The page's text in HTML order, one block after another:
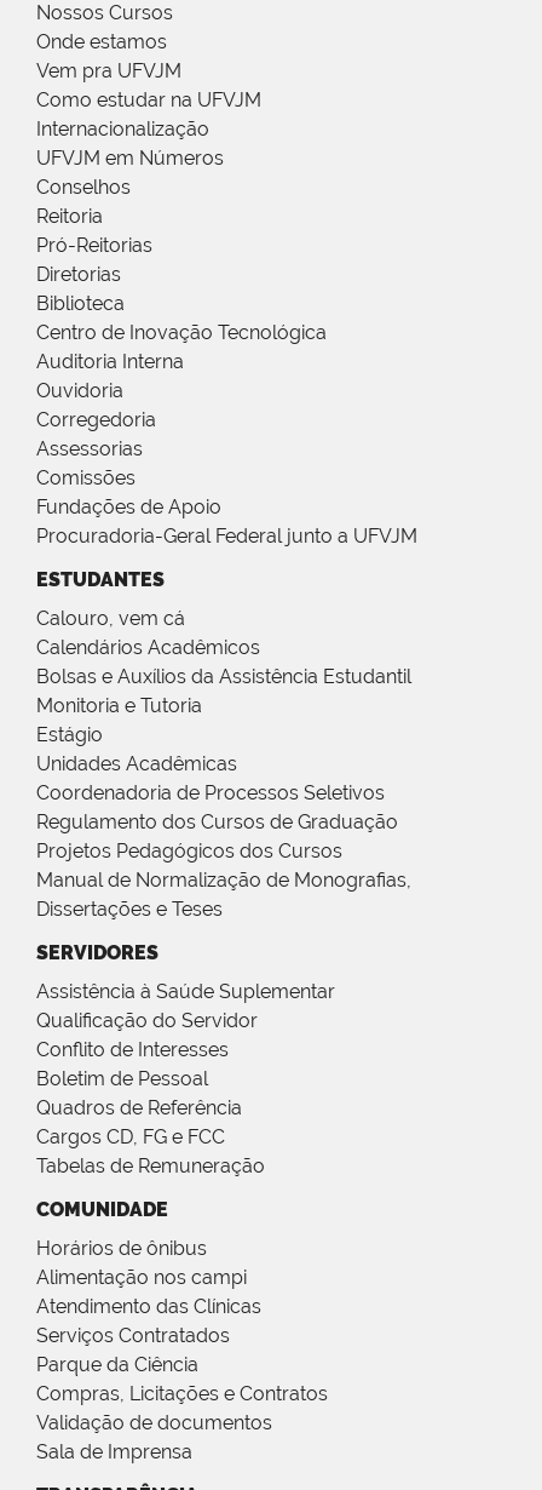
Nossos Cursos
Onde estamos
Vem pra UFVJM
Como estudar na UFVJM
Internacionalização
UFVJM em Números
Conselhos
Reitoria
Pró-Reitorias
Diretorias
Biblioteca
Centro de Inovação Tecnológica
Auditoria Interna
Ouvidoria
Corregedoria
Assessorias
Comissões
Fundações de Apoio
Procuradoria-Geral Federal junto a UFVJM
ESTUDANTES
Calouro, vem cá
Calendários Acadêmicos
Bolsas e Auxílios da Assistência Estudantil
Monitoria e Tutoria
Estágio
Unidades Acadêmicas
Coordenadoria de Processos Seletivos
Regulamento dos Cursos de Graduação
Projetos Pedagógicos dos Cursos
Manual de Normalização de Monografias,
Dissertações e Teses
SERVIDORES
Assistência à Saúde Suplementar
Qualificação do Servidor
Conflito de Interesses
Boletim de Pessoal
Quadros de Referência
Cargos CD, FG e FCC
Tabelas de Remuneração
COMUNIDADE
Horários de ônibus
Alimentação nos campi
Atendimento das Clínicas
Serviços Contratados
Parque da Ciência
Compras, Licitações e Contratos
Validação de documentos
Sala de Imprensa